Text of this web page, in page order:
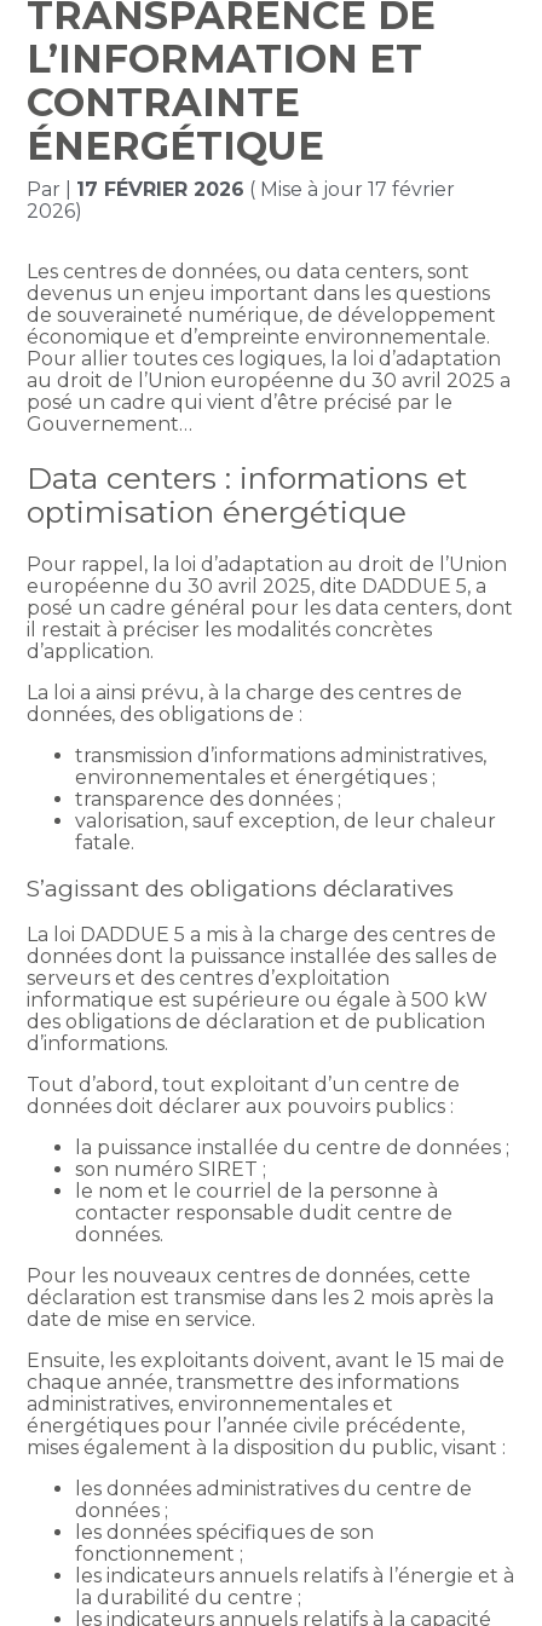
TRANSPARENCE DE
L’INFORMATION ET
CONTRAINTE
ÉNERGÉTIQUE
Par 17 FÉVRIER 2026 ( Mise à jour 17 février
2026)
Les centres de données, ou data centers, sont
devenus un enjeu important dans les questions
de souveraineté numérique, de développement
économique et d’empreinte environnementale.
Pour allier toutes ces logiques, la loi d’adaptation
au droit de l’Union européenne du 30 avril 2025 a
posé un cadre qui vient d’être précisé par le
Gouvernement…
Data centers : informations et
optimisation énergétique
Pour rappel, la loi d’adaptation au droit de l’Union
européenne du 30 avril 2025, dite DADDUE 5, a
posé un cadre général pour les data centers, dont
il restait à préciser les modalités concrètes
d’application.
La loi a ainsi prévu, à la charge des centres de
données, des obligations de :
transmission d’informations administratives,
environnementales et énergétiques ;
transparence des données ;
valorisation, sauf exception, de leur chaleur
fatale.
S’agissant des obligations déclaratives
La loi DADDUE 5 a mis à la charge des centres de
données dont la puissance installée des salles de
serveurs et des centres d’exploitation
informatique est supérieure ou égale à 500 kW
des obligations de déclaration et de publication
d’informations.
Tout d’abord, tout exploitant d’un centre de
données doit déclarer aux pouvoirs publics :
la puissance installée du centre de données ;
son numéro SIRET ;
le nom et le courriel de la personne à
contacter responsable dudit centre de
données.
Pour les nouveaux centres de données, cette
déclaration est transmise dans les 2 mois après la
date de mise en service.
Ensuite, les exploitants doivent, avant le 15 mai de
chaque année, transmettre des informations
administratives, environnementales et
énergétiques pour l’année civile précédente,
mises également à la disposition du public, visant :
les données administratives du centre de
données ;
les données spécifiques de son
fonctionnement ;
les indicateurs annuels relatifs à l’énergie et à
la durabilité du centre ;
les indicateurs annuels relatifs à la capacité